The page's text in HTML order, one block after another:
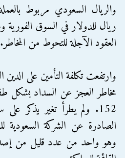
ريال للدولار في السوق الفورية
العقود الآجلة للتحوط من المخاطر.
152. ولم يطرأ تغير يذكر
الصادرة عن الشركة السعودية
وهو واحد من عدد قليل من